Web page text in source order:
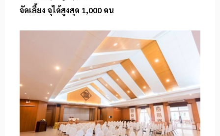
จัดเลี้ยง จุได้สูงสุด 1,000 คน